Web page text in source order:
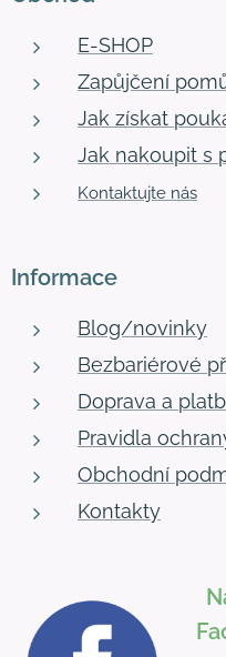
E-SHOP
Zapůjčení
Jak získat
Jak nakoupit s
Kontaktujte nás
Informace
Blog/novinky
Bezbariérové
Doprava a
Pravidla
Obchodní
Kontakty